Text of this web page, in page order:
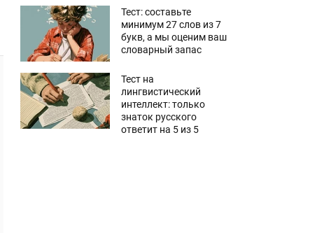
Тест: составьте
минимум 27 слов из 7
букв, а мы оценим ваш
словарный запас
Тест на
лингвистический
интеллект: только
знаток русского
ответит на 5 из 5